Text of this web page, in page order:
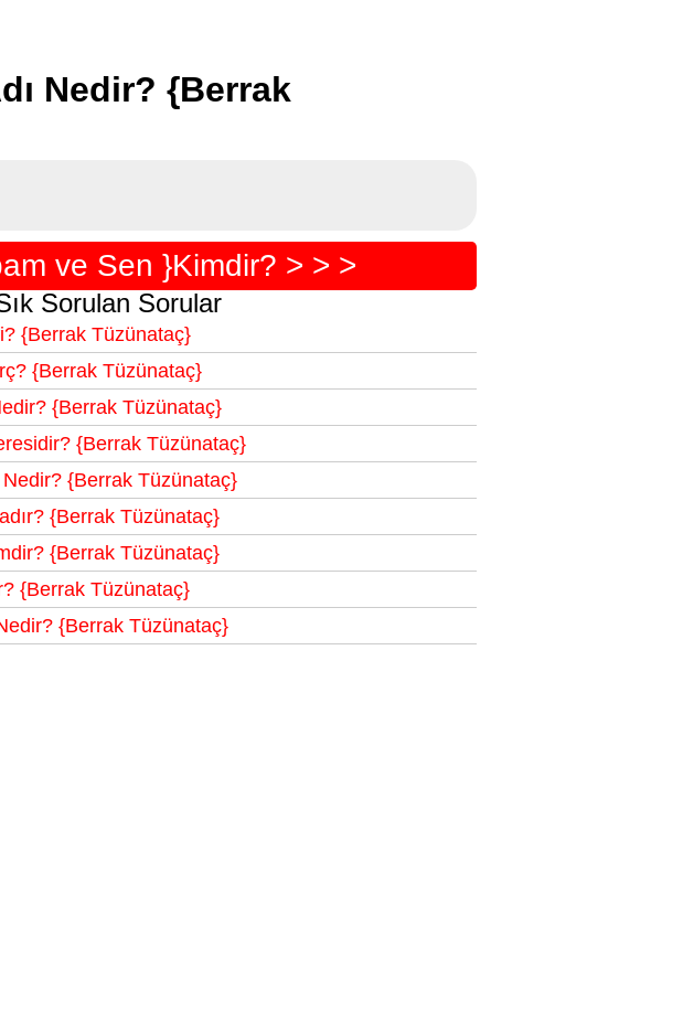
Nedir? {Berrak
ve Sen }Kimdir? > > >
Sorulan Sorular
{Berrak Tüzünataç}
{Berrak Tüzünataç}
{Berrak Tüzünataç}
{Berrak Tüzünataç}
{Berrak Tüzünataç}
{Berrak Tüzünataç}
{Berrak Tüzünataç}
{Berrak Tüzünataç}
{Berrak Tüzünataç}